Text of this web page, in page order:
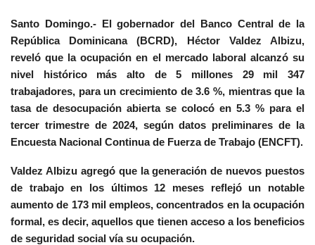
Santo Domingo.-El gobernador del Banco Central de la
República Dominicana (BCRD), Héctor Valdez Albizu,
reveló que la ocupación en el mercado laboral alcanzó su
nivel histórico más alto de 5 millones 29 mil 347
trabajadores, para un crecimiento de 3.6 %, mientras que la
tasa de desocupación abierta se colocó en 5.3 % para el
tercer trimestre de 2024, según datos preliminares de la
Encuesta Nacional Continua de Fuerza de Trabajo (ENCFT).
Valdez Albizu agregó que la generación de nuevos puestos
de trabajo en los últimos 12 meses reflejó un notable
aumento de 173 mil empleos, concentrados en la ocupación
formal, es decir, aquellos que tienen acceso a los beneficios
de seguridad social vía su ocupación.